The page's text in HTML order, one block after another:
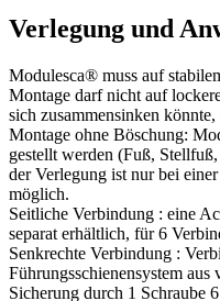
Verlegung und
Modulesca® muss auf
Montage darf nicht auf
sich zusammensinken
Montage ohne Böschung:
gestellt werden (Fuß,
der Verlegung ist nur bei
möglich.
Seitliche Verbindung : eine
separat erhältlich, für 6
Senkrechte Verbindung :
Führungsschienensystem
Sicherung durch 1 Schraube